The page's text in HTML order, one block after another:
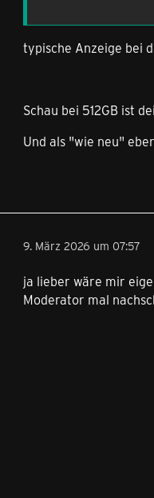
typische Anzeige bei
Schau bei 512GB ist
Und als "wie neu"
9. März 2026 um 07:57
ja lieber wäre mir
Moderator mal